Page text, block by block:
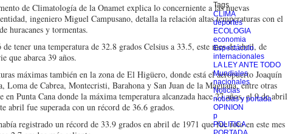
de Climatología de la Onamet explica lo concerniente a las nuevas
ingeniero Miguel Campusano, detalla la relación altas temperaturas con el
huracanes y tormentas.
tener una temperatura de 32.8 grados Celsius a 33.5, este mes de abril, de
que abarca 39 años.
máximas también en la zona de El Higüero, donde está el aeropuerto Joaquín
Loma de Cabrea, Montecristi, Barahona y San Juan de la Maguana, entre otras
Punta Cana donde la máxima temperatura alcanzada hace 27 años, el 9 de abril
abril fue superada con un récord de 36.6 grados.
registrado un récord de 33.9 grados en abril de 1971 que fue roto en este mes
Tags
CLIMA
deportes
ECOLOGIA
economia
Espectáculo
internacionales
LA LEY ANTE TODO
Mundiales
nacionales
Noticias
noticias y portada
OPINION
p
POLITICA